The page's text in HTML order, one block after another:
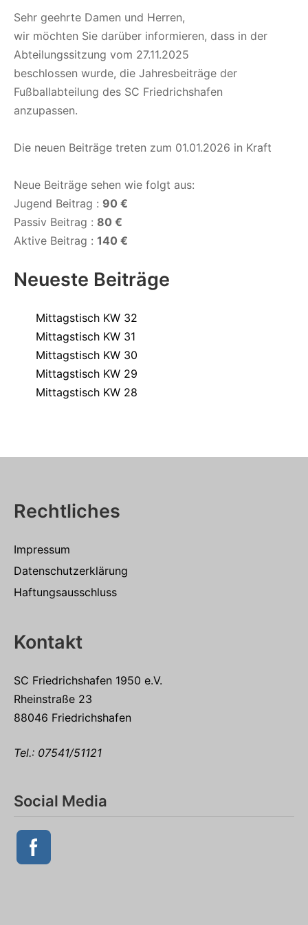
Sehr geehrte Damen und Herren,
wir möchten Sie darüber informieren, dass in der
Abteilungssitzung vom 27.11.2025
beschlossen wurde, die Jahresbeiträge der
Fußballabteilung des SC Friedrichshafen
anzupassen.
Die neuen Beiträge treten zum 01.01.2026 in Kraft
Neue Beiträge sehen wie folgt aus:
Jugend Beitrag : 90 €
Passiv Beitrag : 80 €
Aktive Beitrag : 140 €
Neueste Beiträge
Mittagstisch KW 32
Mittagstisch KW 31
Mittagstisch KW 30
Mittagstisch KW 29
Mittagstisch KW 28
Rechtliches
Impressum
Datenschutzerklärung
Haftungsausschluss
Kontakt
SC Friedrichshafen 1950 e.V.
Rheinstraße 23
88046 Friedrichshafen
Tel.: 07541/51121
Social Media